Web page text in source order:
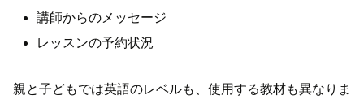
講師からのメッセージ
レッスンの予約状況
親と子どもでは英語のレベルも、使用する教材も異なりま